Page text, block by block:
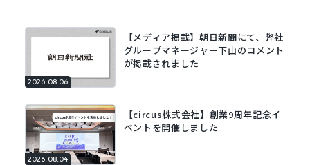
2026.08.06
【メディア掲載】朝日新聞にて、弊社
グループマネージャー下山のコメント
が掲載されました
2026.08.04
【circus株式会社】創業9周年記念イ
ベントを開催しました